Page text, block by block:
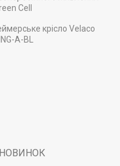
Cell
крісло Velaco
A-BL
НОВИНОК